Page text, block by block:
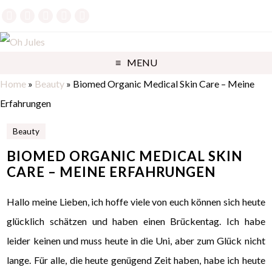
MENU
Home » Beauty » Biomed Organic Medical Skin Care – Meine
Erfahrungen
Beauty
BIOMED ORGANIC MEDICAL SKIN
CARE – MEINE ERFAHRUNGEN
Hallo meine Lieben, ich hoffe viele von euch können sich heute
glücklich schätzen und haben einen Brückentag. Ich habe
leider keinen und muss heute in die Uni, aber zum Glück nicht
lange. Für alle, die heute genügend Zeit haben, habe ich heute